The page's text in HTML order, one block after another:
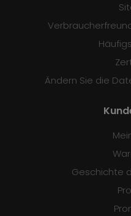
Ändern Sie die
Geschichte